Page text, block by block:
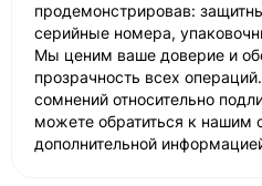
продемонстрировав:
серийные номера,
Мы ценим ваше доверие и
прозрачность всех
сомнений относительно
можете обратиться к нашим
дополнительной